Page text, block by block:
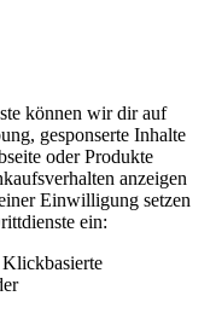
können wir dir auf
gesponserte Inhalte
oder Produkte
anzeigen
Einwilligung setzen
ein: